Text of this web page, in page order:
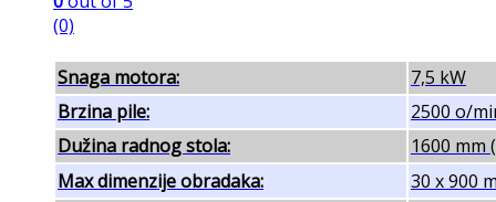
(0)
Snaga motora:
7,5 kW
Brzina pile:
2500 o/
Dužina radnog stola:
1600 mm
Max dimenzije obradaka:
30 x 900